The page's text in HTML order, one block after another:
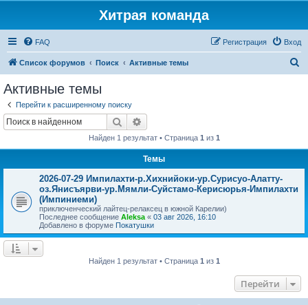
Хитрая команда
FAQ Вход
Регистрация
Список форумов Поиск Активные темы
Активные темы
Перейти к расширенному поиску
Поиск
Найден 1 результат • Страница 1 из 1
Темы
2026-07-29 Импилахти-р.Хихнийоки-ур.Сурисуо-Алатту-
оз.Янисъярви-ур.Мямли-Суйстамо-Керисюрья-Импилахти
(Импиниеми)
приключенческий лайтец-релаксец в южной Карелии)
Последнее сообщение Aleksa « 03 авг 2026, 16:10
Добавлено в форуме Покатушки
Найден 1 результат • Страница 1 из 1
Перейти